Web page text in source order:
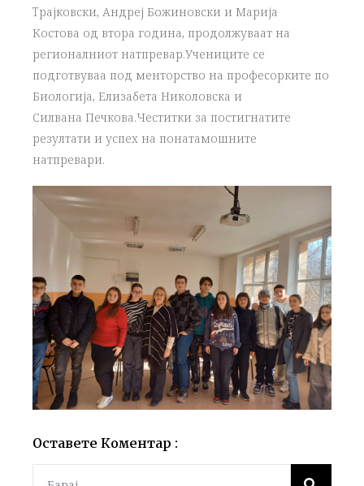
Tрајковски, Андреј Божиновски и Марија
Костова од втора година, продолжуваат на
регионалниот натпревар.Учениците се
подготвуваа под менторство на професорките по
Биологија, Елизабета Николовска и
Силвана Печкова.Честитки за постигнатите
резултати и успех на понатамошните
натпревари.
Оставете Коментар :